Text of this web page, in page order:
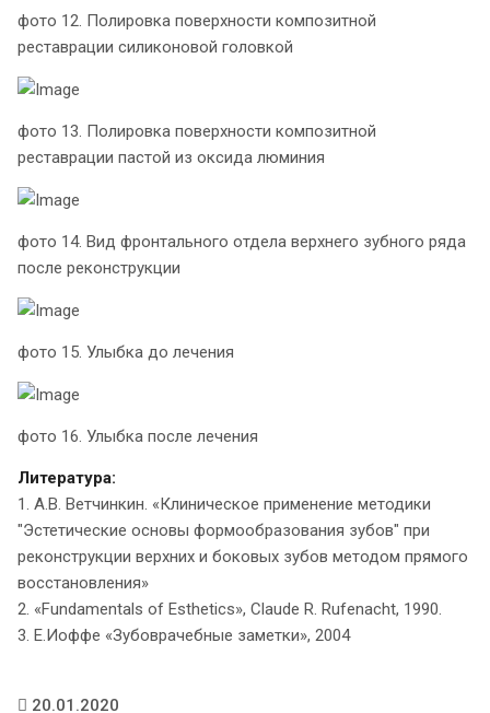
фото 12. Полировка поверхности композитной
реставрации силиконовой головкой
фото 13. Полировка поверхности композитной
реставрации пастой из оксида люминия
фото 14. Вид фронтального отдела верхнего зубного ряда
после реконструкции
фото 15. Улыбка до лечения
фото 16. Улыбка после лечения
Литература:
1. А.В. Ветчинкин. «Клиническое применение методики
"Эстетические основы формообразования зубов" при
реконструкции верхних и боковых зубов методом прямого
восстановления»
2. «Fundamentals of Esthetics», Claude R. Rufenacht, 1990.
3. Е.Иоффе «Зубоврачебные заметки», 2004
20.01.2020